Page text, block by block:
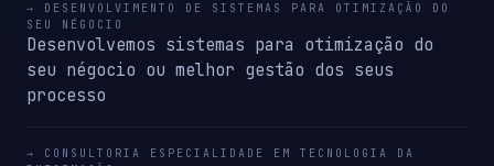
→ DESENVOLVIMENTO DE SISTEMAS PARA OTIMIZAÇÃO DO
SEU NÉGOCIO
Desenvolvemos sistemas para otimização do
seu négocio ou melhor gestão dos seus
processo
→ CONSULTORIA ESPECIALIDADE EM TECNOLOGIA DA